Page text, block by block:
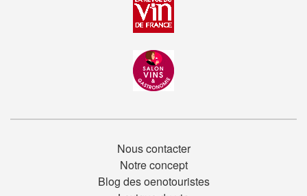
Nous contacter
Notre concept
Blog des oenotouristes